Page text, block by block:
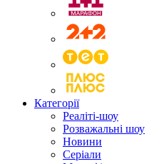
Категорії
Реаліті-шоу
Розважальні шоу
Новини
Серіали